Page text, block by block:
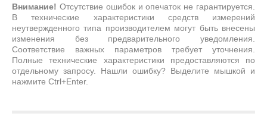
Внимание! Отсутствие ошибок и опечаток не гарантируется.
В технические характеристики средств измерений
неутвержденного типа производителем могут быть внесены
изменения без предварительного уведомления.
Соответствие важных параметров требует уточнения.
Полные технические характеристики предоставляются по
отдельному запросу. Нашли ошибку? Выделите мышкой и
нажмите Ctrl+Enter.